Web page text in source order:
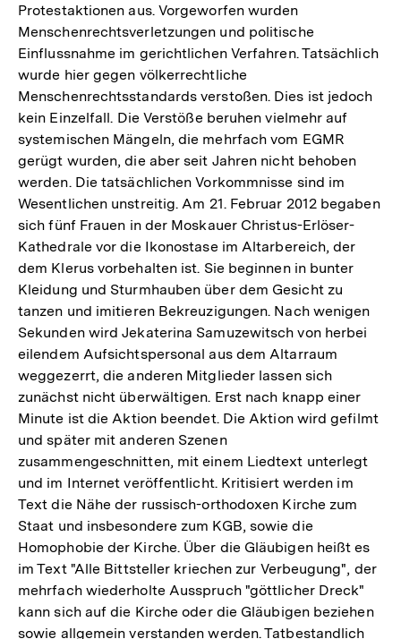
Protestaktionen aus. Vorgeworfen wurden
Menschenrechtsverletzungen und politische
Einflussnahme im gerichtlichen Verfahren. Tatsächlich
wurde hier gegen völkerrechtliche
Menschenrechtsstandards verstoßen. Dies ist jedoch
kein Einzelfall. Die Verstöße beruhen vielmehr auf
systemischen Mängeln, die mehrfach vom EGMR
gerügt wurden, die aber seit Jahren nicht behoben
werden. Die tatsächlichen Vorkommnisse sind im
Wesentlichen unstreitig. Am 21. Februar 2012 begaben
sich fünf Frauen in der Moskauer Christus-Erlöser-
Kathedrale vor die Ikonostase im Altarbereich, der
dem Klerus vorbehalten ist. Sie beginnen in bunter
Kleidung und Sturmhauben über dem Gesicht zu
tanzen und imitieren Bekreuzigungen. Nach wenigen
Sekunden wird Jekaterina Samuzewitsch von herbei
eilendem Aufsichtspersonal aus dem Altarraum
weggezerrt, die anderen Mitglieder lassen sich
zunächst nicht überwältigen. Erst nach knapp einer
Minute ist die Aktion beendet. Die Aktion wird gefilmt
und später mit anderen Szenen
zusammengeschnitten, mit einem Liedtext unterlegt
und im Internet veröffentlicht. Kritisiert werden im
Text die Nähe der russisch-orthodoxen Kirche zum
Staat und insbesondere zum KGB, sowie die
Homophobie der Kirche. Über die Gläubigen heißt es
im Text "Alle Bittsteller kriechen zur Verbeugung", der
mehrfach wiederholte Ausspruch "göttlicher Dreck"
kann sich auf die Kirche oder die Gläubigen beziehen
sowie allgemein verstanden werden. Tatbestandlich